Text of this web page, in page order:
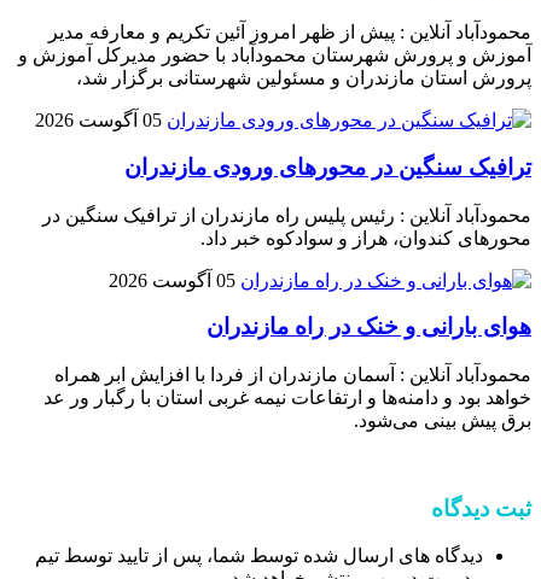
محمودآباد آنلاین : پیش از ظهر امروز آئین تکریم و معارفه مدیر
آموزش و پرورش شهرستان محمودآباد با حضور مدیرکل آموزش و
پرورش استان مازندران و مسئولین شهرستانی برگزار شد،
05 آگوست 2026
ترافیک سنگین در محور‌های ورودی مازندران
محمودآباد آنلاین : رئیس پلیس راه مازندران از ترافیک سنگین در
محور‌های کندوان، هراز و سوادکوه خبر داد.
05 آگوست 2026
هوای بارانی و خنک در راه مازندران
محمودآباد آنلاین : آسمان مازندران از فردا با افزایش ابر همراه
خواهد بود و دامنه‌ها و ارتفاعات نیمه غربی استان با رگبار ور عد
برق پیش بینی می‌شود.
ثبت دیدگاه
دیدگاه های ارسال شده توسط شما، پس از تایید توسط تیم